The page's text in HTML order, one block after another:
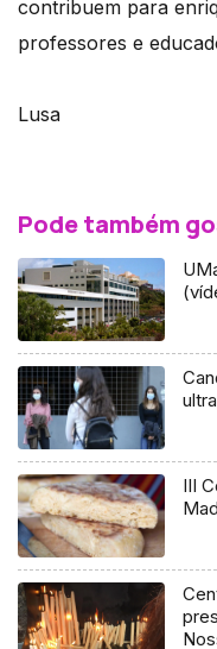
contribuem para
professores e
Lusa
Pode também
III